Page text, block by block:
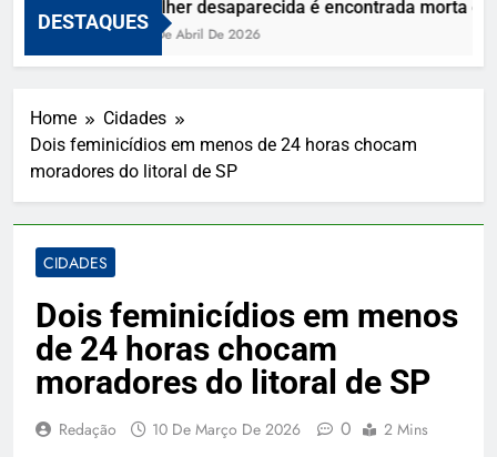
DESTAQUES
Mulher desaparecida é encontrada morta e
10 De Abril De 2026
Home
Cidades
Dois feminicídios em menos de 24 horas chocam
moradores do litoral de SP
CIDADES
Dois feminicídios em menos
de 24 horas chocam
moradores do litoral de SP
Redação 10 De Março De 2026 0 2 Mins